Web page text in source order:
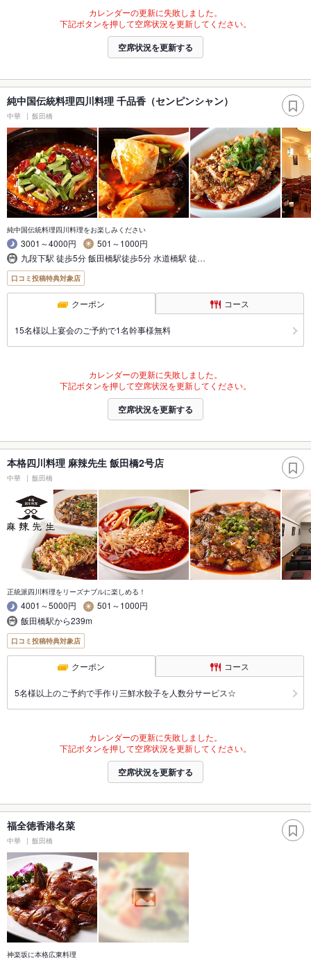
カレンダーの更新に失敗しました。
下記ボタンを押して空席状況を更新してください。
空席状況を更新する
純中国伝統料理四川料理 千品香（センピンシャン）
中華 飯田橋
純中国伝統料理四川料理をお楽しみください
3001～4000円
501～1000円
九段下駅 徒歩5分 飯田橋駅徒歩5分 水道橋駅 徒…
口コミ投稿特典対象店
クーポン コース
15名様以上宴会のご予約で1名幹事様無料
カレンダーの更新に失敗しました。
下記ボタンを押して空席状況を更新してください。
空席状況を更新する
本格四川料理 麻辣先生 飯田橋2号店
中華 飯田橋
正統派四川料理をリーズナブルに楽しめる！
4001～5000円
501～1000円
飯田橋駅から239m
口コミ投稿特典対象店
クーポン コース
5名様以上のご予約で手作り三鮮水餃子を人数分サービス☆
カレンダーの更新に失敗しました。
下記ボタンを押して空席状況を更新してください。
空席状況を更新する
福全徳香港名菜
中華 飯田橋
神楽坂に本格広東料理